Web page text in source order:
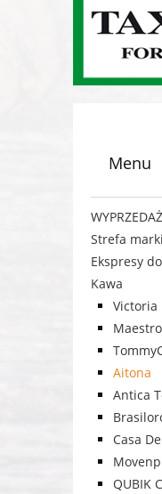
Menu
WYPRZEDAŻ
Strefa
Ekspresy
Kawa
Victoria
Maestro
Aitona
Antica
Casa
QUBIK